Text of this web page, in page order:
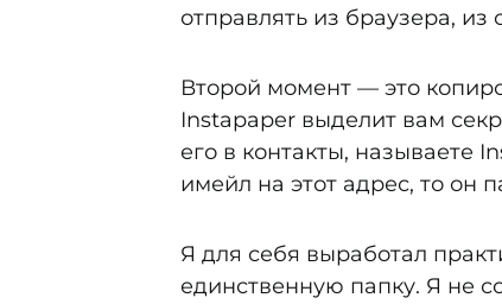
отправлять из браузера, из
Второй момент — это
Instapaper выделит вам
его в контакты, называете
имейл на этот адрес, то он
Я для себя выработал
единственную папку. Я не